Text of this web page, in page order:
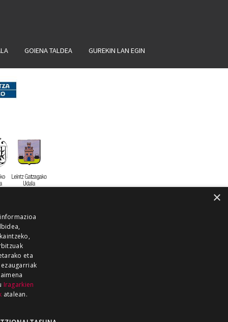
GOIENA TALDEA GUREKIN LAN EGIN
GUKA
×
eta
Iragarkien
atalean.